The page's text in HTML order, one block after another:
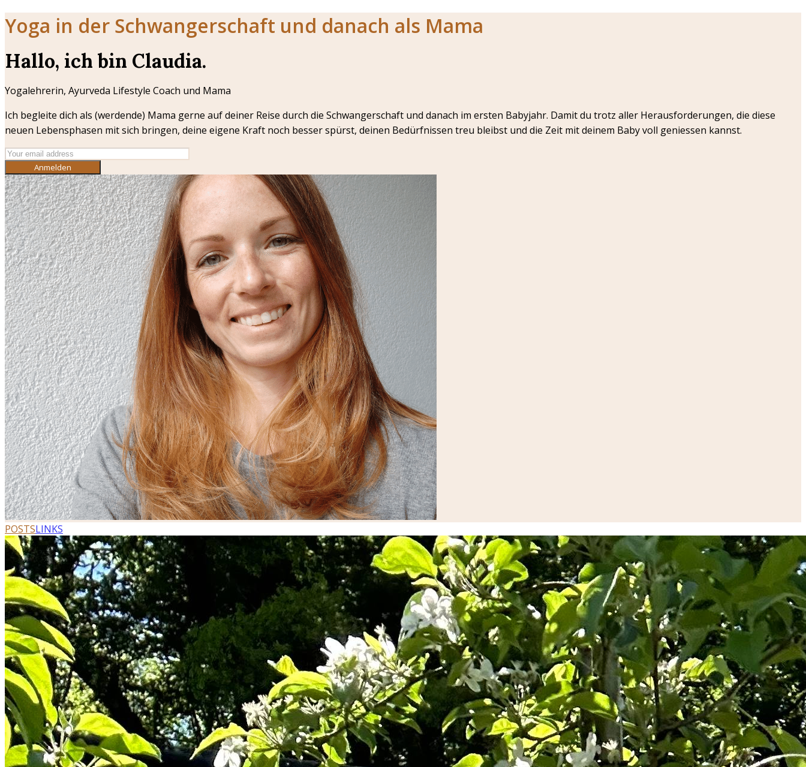
Yoga in der Schwangerschaft und danach als Mama
Hallo, ich bin Claudia.
Yogalehrerin, Ayurveda Lifestyle Coach und Mama
Ich begleite dich als (werdende) Mama gerne auf deiner Reise durch die Schwangerschaft und danach im ersten Babyjahr. Damit du trotz aller Herausforderungen, die diese
neuen Lebensphasen mit sich bringen, deine eigene Kraft noch besser spürst, deinen Bedürfnissen treu bleibst und die Zeit mit deinem Baby voll geniessen kannst.
Anmelden
POSTSLINKS